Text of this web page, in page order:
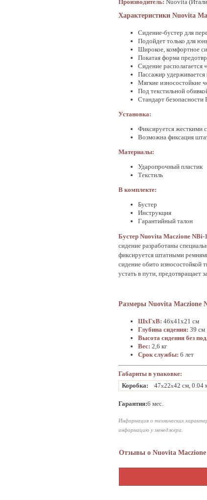
Производитель: Nuovita
Характеристики Nuovita
Сидение-бустер для
Подойдет только для
Широкое, комфортное
Покатая форма
Сидение
Пассажир
Мягкие износостойкие
Под текстильной
Стандарт безопасности
Установка:
Фиксируется жесткими
Возможна фиксация
Материалы:
Ударопрочный пластик
Текстиль
В комплекте:
Бустер
Инструкция
Гарантийный талон
Бустер Nuovita Maczione NBi-
сидение разработаны
фиксируется штатными
сидение обито износостойкой
устать в пути, предотвращает
Размеры Nuovita Maczione
ШхГхВ: 46х41х21 см
Глубина сидения: 39 см
Высота сидения без
Вес: 2,6 кг
Срок службы: 6 лет
Габариты в упаковке:
Коробка:
47x22x42 см, 0.04
Гарантия:6 мес.
Информация о технических
информацию у менеджера.
Отзывы о Nuovita Maczione